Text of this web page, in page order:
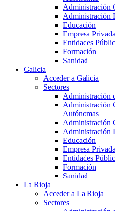
Administración
Administración
Educación
Empresa Privada
Entidades
Formación
Sanidad
Galicia
Acceder a Galicia
Sectores
Administración
Administración
Autónomas
Administración
Administración
Educación
Empresa Privada
Entidades
Formación
Sanidad
La Rioja
Acceder a La Rioja
Sectores